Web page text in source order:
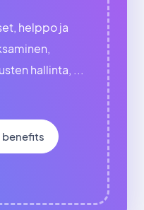
helppo ja
hallinta, ...
benefits